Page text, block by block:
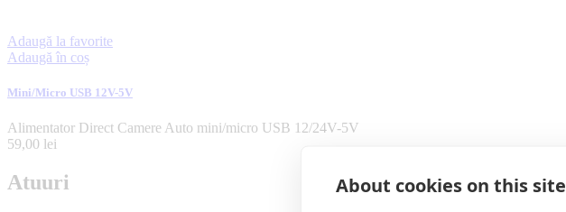
Adaugă la favorite
Adaugă în coș
Mini/Micro USB 12V-5V
Alimentator Direct Camere Auto mini/micro USB 12/24V-5V
59,00 lei
Atuuri About cookies on this site